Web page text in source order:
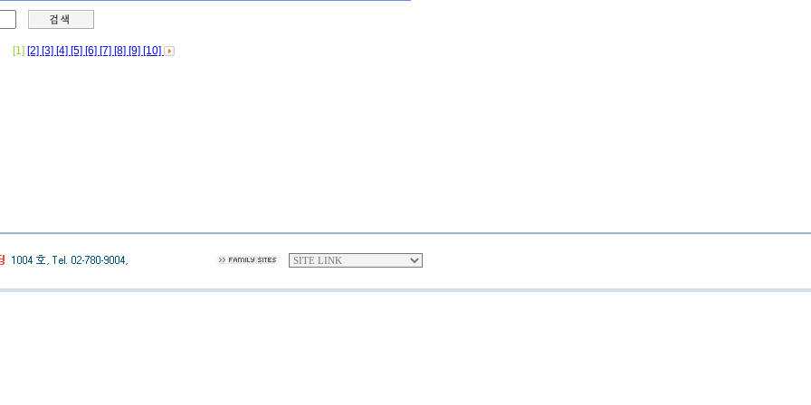
[1] [2] [3] [4] [5] [6] [7] [8] [9] [10]